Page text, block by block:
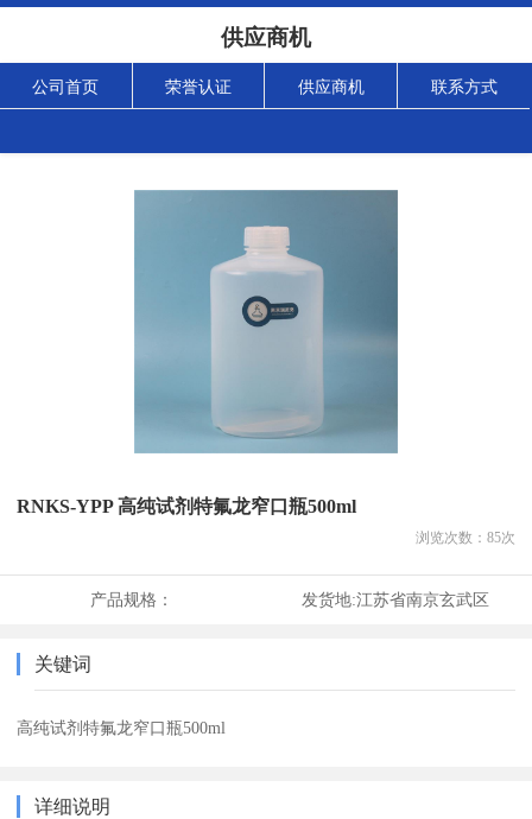
供应商机
公司首页 荣誉认证 供应商机 联系方式
RNKS-YPP 高纯试剂特氟龙窄口瓶500ml
浏览次数： 85次
产品规格： 发货地:江苏省南京玄武区
关键词
高纯试剂特氟龙窄口瓶500ml
详细说明